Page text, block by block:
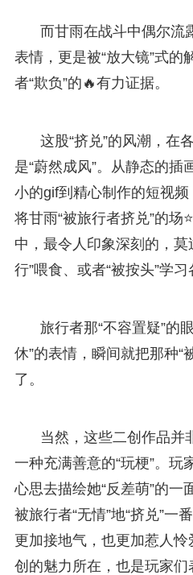
而甘雨在战斗中偶尔流
表情，更是被“放大镜”式的
者“欺负”的🔥有力证据。
这股“挤兑”的风潮，在
是“蔚然成风”。从静态的插
小的gif到精心制作的短视频
将甘雨“被旅行者挤兑”的场
中，最令人印象深刻的，莫
行”喂食、或者“被按头”学
旅行者那“不容置疑”的
休”的表情，瞬间就把那种“
了。
当然，这些二创作品并
一种充满善意的“玩梗”。玩
心思去描绘她“反差萌”的一
被旅行者“无情”地“挤兑”一
更加接地气，也更加惹人怜
创的魅力所在，也是玩家